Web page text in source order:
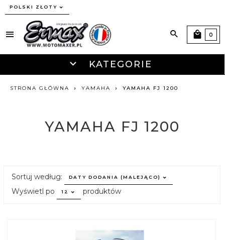
currency_h
POLSKI ZŁOTY
KATEGORIE
0
STRONA GŁÓWNA YAMAHA YAMAHA FJ 1200
YAMAHA FJ 1200
Sortuj według: sort
DATY DODANIA (MALEJĄCO)
Wyświetl po pop
12 produktów